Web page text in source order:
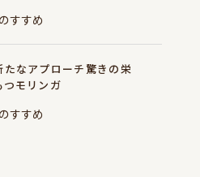
すすめ
たなアプローチ驚きの栄
モリンガ
すすめ